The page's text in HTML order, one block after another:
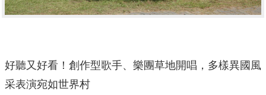
好聽又好看！創作型歌手、樂團草地開唱，多樣異國風
采表演宛如世界村